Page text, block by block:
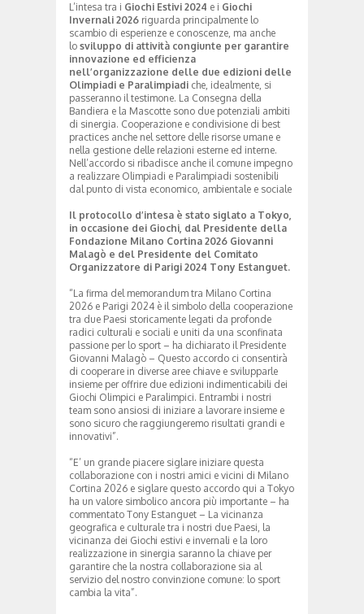
L’intesa tra i Giochi Estivi 2024 e i Giochi
Invernali 2026 riguarda principalmente lo
scambio di esperienze e conoscenze, ma anche
lo sviluppo di attività congiunte per garantire
innovazione ed efficienza
nell’organizzazione delle due edizioni delle
Olimpiadi e Paralimpiadi che, idealmente, si
passeranno il testimone. La Consegna della
Bandiera e la Mascotte sono due potenziali ambiti
di sinergia. Cooperazione e condivisione di best
practices anche nel settore delle risorse umane e
nella gestione delle relazioni esterne ed interne.
Nell’accordo si ribadisce anche il comune impegno
a realizzare Olimpiadi e Paralimpiadi sostenibili
dal punto di vista economico, ambientale e sociale
Il protocollo d’intesa è stato siglato a Tokyo,
in occasione dei Giochi, dal Presidente della
Fondazione Milano Cortina 2026 Giovanni
Malagò e del Presidente del Comitato
Organizzatore di Parigi 2024 Tony Estanguet.
“La firma del memorandum tra Milano Cortina
2026 e Parigi 2024 è il simbolo della cooperazione
tra due Paesi storicamente legati da profonde
radici culturali e sociali e uniti da una sconfinata
passione per lo sport – ha dichiarato il Presidente
Giovanni Malagò – Questo accordo ci consentirà
di cooperare in diverse aree chiave e svilupparle
insieme per offrire due edizioni indimenticabili dei
Giochi Olimpici e Paralimpici. Entrambi i nostri
team sono ansiosi di iniziare a lavorare insieme e
sono sicuro che raggiungeremo risultati grandi e
innovativi”.
“E’ un grande piacere siglare iniziare questa
collaborazione con i nostri amici e vicini di Milano
Cortina 2026 e siglare questo accordo qui a Tokyo
ha un valore simbolico ancora più importante – ha
commentato Tony Estanguet – La vicinanza
geografica e culturale tra i nostri due Paesi, la
vicinanza dei Giochi estivi e invernali e la loro
realizzazione in sinergia saranno la chiave per
garantire che la nostra collaborazione sia al
servizio del nostro convinzione comune: lo sport
cambia la vita”.